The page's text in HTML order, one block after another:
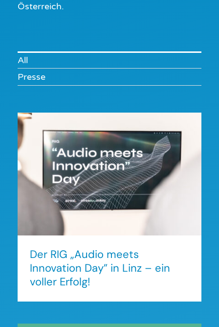
Österreich.
All
Presse
Der RIG „Audio meets
Innovation Day” in Linz – ein
voller Erfolg!
Der RIG „Audio meets
Innovation Day” in Linz – ein
voller Erfolg!